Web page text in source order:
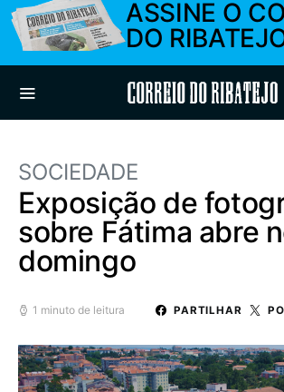
ASSINE O
DO
Correio do Ribatejo
SOCIEDADE
Exposição de
sobre Fátima abre
domingo
1 minuto de leitura PARTILHAR